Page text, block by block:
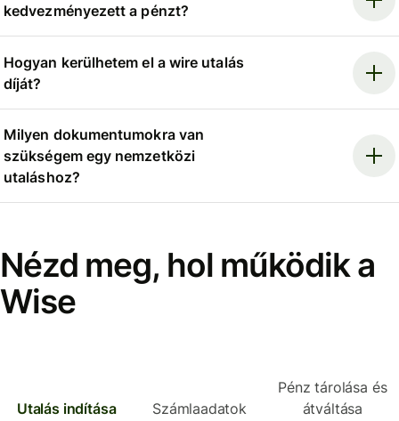
kedvezményezett a pénzt?
Hogyan kerülhetem el a wire utalás
díját?
Milyen dokumentumokra van
szükségem egy nemzetközi
utaláshoz?
Nézd meg, hol működik a
Wise
Utalás indítása Számlaadatok
Pénz tárolása és
átváltása